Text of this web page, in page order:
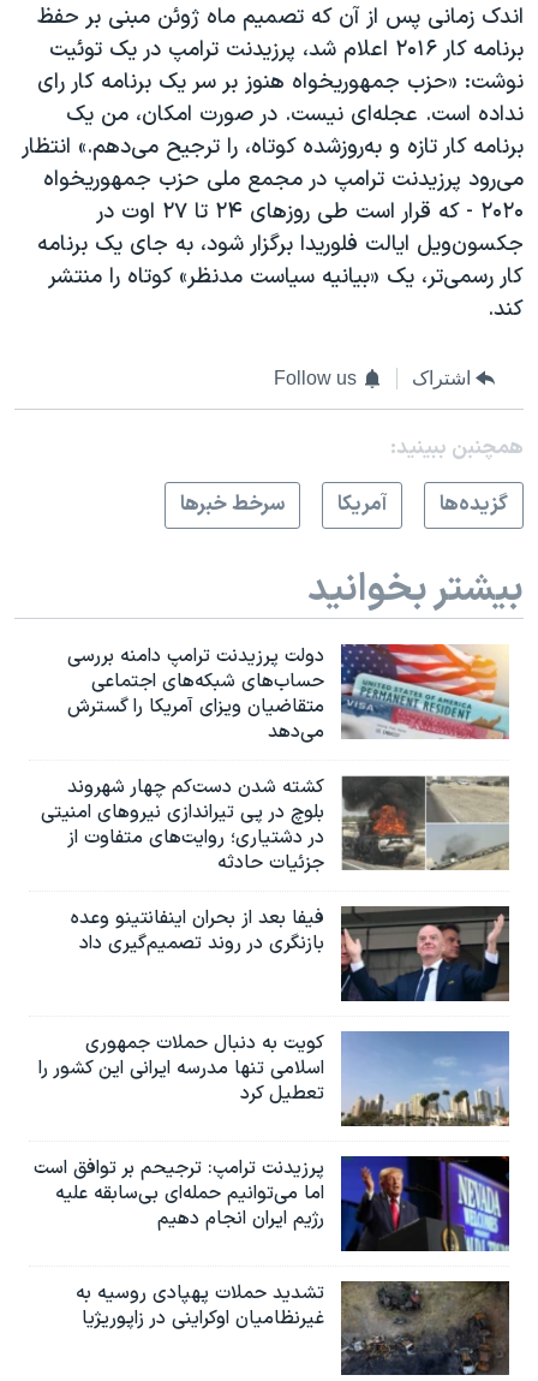
اندک زمانی پس از آن که تصمیم ماه ژوئن مبنی بر حفظ
برنامه کار ۲۰۱۶ اعلام شد، پرزیدنت ترامپ در یک توئیت
نوشت: «حزب جمهوریخواه هنوز بر سر یک برنامه کار رای
نداده است. عجله‌ای نیست. در صورت امکان، من یک
برنامه کار تازه و به‌روز‌شده کوتاه، را ترجیح می‌دهم.» انتظار
می‌رود پرزیدنت ترامپ در مجمع ملی حزب جمهوریخواه
۲۰۲۰ - که قرار است طی روزهای ۲۴ تا ۲۷ اوت در
جکسون‌ویل ایالت فلوریدا برگزار شود، به جای یک برنامه
کار رسمی‌تر، یک «بیانیه سیاست مدنظر» کوتاه را منتشر
کند.
اشتراک Follow us
همچنبن ببینید:
گزيده‌ها
آمريکا سرخط خبرها
بیشتر بخوانید
دولت پرزیدنت ترامپ دامنه بررسی
حساب‌های شبکه‌های اجتماعی
متقاضیان ویزای آمریکا را گسترش
می‌دهد
کشته شدن دست‌کم چهار شهروند
بلوچ در پی تیراندازی نیروهای امنیتی
در دشتیاری؛ روایت‌های متفاوت از
جزئیات حادثه
فیفا بعد از بحران اینفانتینو وعده
بازنگری در روند تصمیم‌گیری داد
کویت به دنبال حملات جمهوری
اسلامی تنها مدرسه ایرانی این کشور را
تعطیل کرد
پرزیدنت ترامپ: ترجیحم بر توافق است
اما می‌توانیم حمله‌ای بی‌سابقه علیه
رژیم ایران انجام دهیم
تشدید حملات پهپادی روسیه به
غیرنظامیان اوکراینی در زاپوریژیا